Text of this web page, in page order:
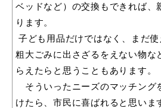
公共施設
ベッドなど）の交換もできれば、
ります。
子ども用品だけではなく、まだ
粗大ごみに出さざるをえない物な
らえたらと思うこともあります。
そういったニーズのマッチング
けたら、市民に喜ばれると思いま